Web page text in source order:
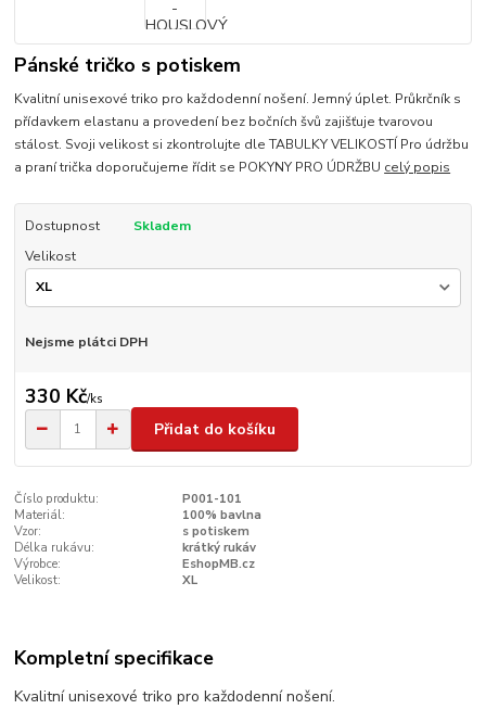
Pánské tričko s potiskem
Kvalitní unisexové triko pro každodenní nošení. Jemný úplet. Průkrčník s
přídavkem elastanu a provedení bez bočních švů zajišťuje tvarovou
stálost. Svoji velikost si zkontrolujte dle TABULKY VELIKOSTÍ Pro údržbu
a praní trička doporučujeme řídit se POKYNY PRO ÚDRŽBU celý popis
Dostupnost
Skladem
Velikost
Nejsme plátci DPH
330 Kč/ks
Přidat do košíku
Číslo produktu:
P001-101
Materiál:
100% bavlna
Vzor:
s potiskem
Délka rukávu:
krátký rukáv
Výrobce:
EshopMB.cz
Velikost:
XL
Kompletní specifikace
Kvalitní unisexové triko pro každodenní nošení.